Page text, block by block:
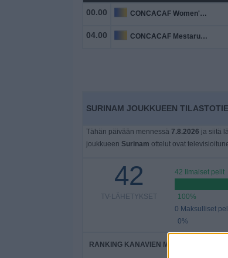
00.00 CONCACAF Women's Championship
04.00 CONCACAF Mestaruus U20
SURINAM JOUKKUEEN
Tähän päivään mennessä 7.8.2026 ja siitä
joukkueen Surinam ottelut ovat
42
TV-LÄHETYKSET
42 Ilmaiset pelit
100%
0 Maksulliset
0%
RANKING KANAVIEN MUKAAN